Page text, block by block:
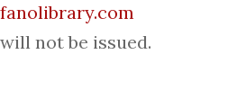
not be issued.